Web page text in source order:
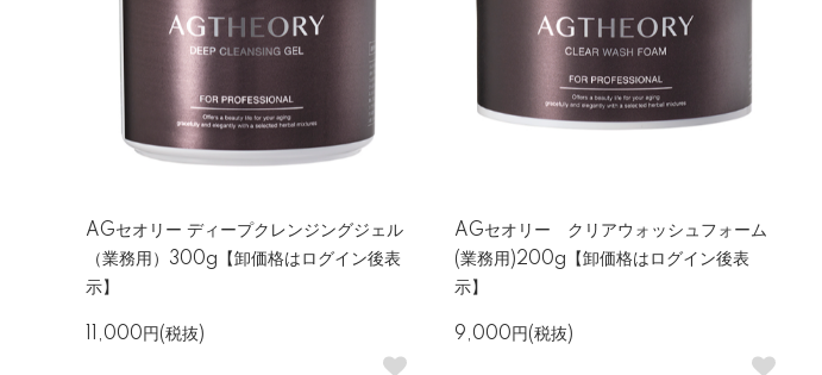
AGセオリー ディープクレンジングジェル
（業務用）300g【卸価格はログイン後表
示】
11,000円(税抜)
AGセオリー クリアウォッシュフォーム
(業務用)200g【卸価格はログイン後表
示】
9,000円(税抜)